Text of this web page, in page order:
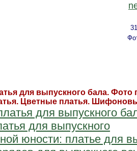
для выпускного бала. Фото
Цветные платья.
для выпускного
для выпускного
юности: платье для